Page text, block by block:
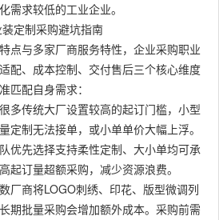
需求较低的工业企业。
定制采购避坑指南
点与多家厂商服务特性，企业采购职业
配、成本控制、交付售后三个核心维度
匹配自身需求：
多传统大厂设置较高的起订门槛，小型
定制无法接单，或小单单价大幅上浮。
优先选择支持柔性定制、大小单均可承
起订量超额采购，减少资源浪费。
厂商将LOGO刺绣、印花、版型微调列
期批量采购会增加额外成本。采购前需